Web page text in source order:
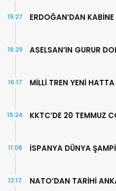
ERDOĞAN’DAN
15:27
ASELSAN’IN GURUR
16:29
MİLLİ TREN YENİ HATTA
16:17
KKTC’DE 20 TEMMUZ
15:24
İSPANYA DÜNYA
11:08
NATO’DAN TARİHİ
12:17